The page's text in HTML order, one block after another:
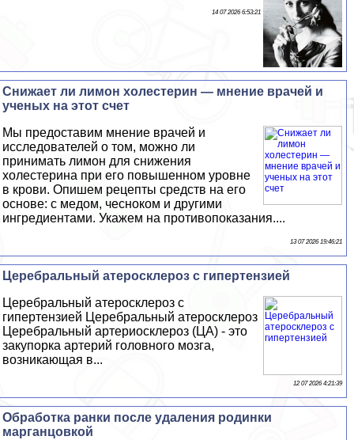
14 07 2026 6:53:21
Снижает ли лимон холестерин — мнение врачей и
ученых на этот счет
Мы предоставим мнение врачей и
исследователей о том, можно ли
принимать лимон для снижения
холестерина при его повышенном уровне
в крови. Опишем рецепты средств на его
основе: с медом, чесноком и другими
ингредиентами. Укажем на противопоказания....
13 07 2026 19:46:21
Церебральный атеросклероз с гипертензией
Церебральный атеросклероз с
гипертензией Церебральный атеросклероз
Церебральный артериосклероз (ЦА) - это
закупорка артерий головного мозга,
возникающая в...
12 07 2026 4:21:39
Обработка ранки после удаления родинки
марганцовкой